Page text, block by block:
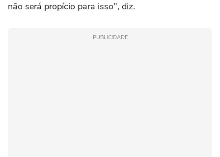
não será propício para isso", diz.
PUBLICIDADE